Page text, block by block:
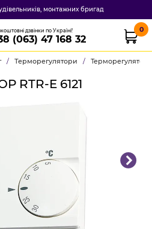
монтажних бригад
дзвінки по Україні!
(063) 47 168 32
0
/ Терморегулятори / Терморегулятор
RTR-E 6121